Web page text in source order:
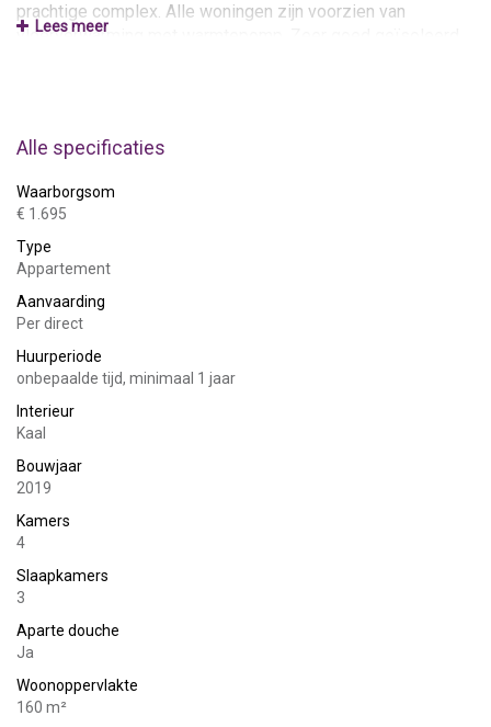
prachtige complex. Alle woningen zijn voorzien van
vloerverwarming met warmtepomp. Zeer goed geïsoleerd
Ruime woonkamer met open keuken en kleine
opbergkamer. Vanuit de woonkamer heeft u toegang tot een
prachtige serre (gesloten) met uitzicht op de binnenstad
Ruime slaapkamer op de begane grond met bergkast. Op
de verdieping zijn 2 slaapkamers gesitueerd. Tevens is het
mogelijk om zelf zowel kabel als glasvezel te nemen.
Buitenruimte:
Gezamenlijke binnentuin. Deze wordt wekelijks
onderhouden.
Berging:
Eigen berging in onderbouw en gezamenlijke
fietsenberging.
Bijkomende kosten:
water, elektra:Naar eigen verbruik ( zeer laag verbruik)
Gewenste huurder(s):
Werkend of gepensioneerd
Lees meer
Alle specificaties
Waarborgsom
€ 1.695
Type
Appartement
Aanvaarding
Per direct
Huurperiode
onbepaalde tijd, minimaal 1 jaar
Interieur
Kaal
Bouwjaar
2019
Kamers
4
Slaapkamers
3
Aparte douche
Ja
Woonoppervlakte
160 m²